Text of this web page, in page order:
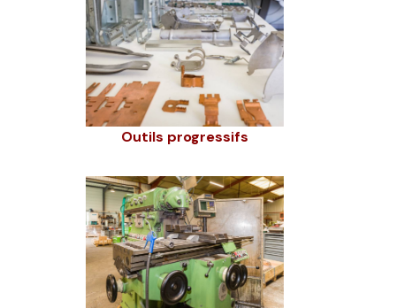
Outils progressifs